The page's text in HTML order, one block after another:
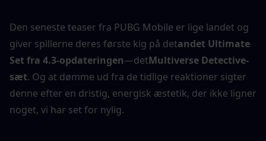
Den seneste teaser fra PUBG Mobile er lige landet og
giver spillerne deres første kig på detandet Ultimate
Set fra 4.3-opdateringen—detMultiverse Detective-
sæt. Og at dømme ud fra de tidlige reaktioner sigter
denne efter en dristig, energisk æstetik, der ikke ligner
noget, vi har set for nylig.